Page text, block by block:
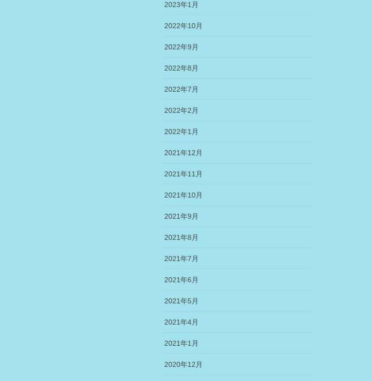
2023年1月
2022年10月
2022年9月
2022年8月
2022年7月
2022年2月
2022年1月
2021年12月
2021年11月
2021年10月
2021年9月
2021年8月
2021年7月
2021年6月
2021年5月
2021年4月
2021年1月
2020年12月